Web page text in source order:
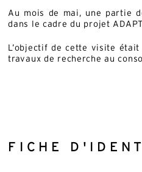
Au mois de mai, une partie
dans le cadre du projet
L’objectif de cette visite
travaux de recherche au
FICHE